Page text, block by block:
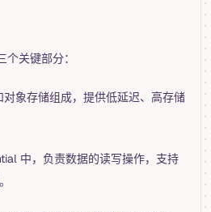
关键部分：
对象存储组成，提供低延迟、高存储
中，负责数据的读写操作，支持